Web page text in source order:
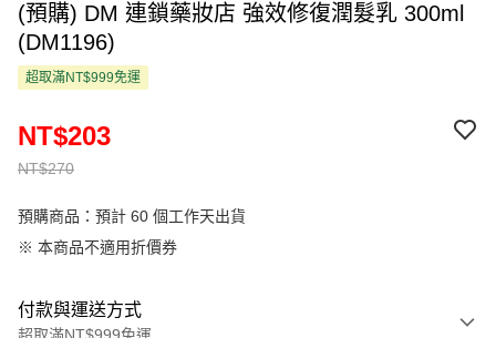
(預購) DM 連鎖藥妝店 強效修復潤髮乳 300ml
(DM1196)
超取滿NT$999免運
NT$270
NT$203
預購商品：預計 60 個工作天出貨
※ 本商品不適用折價券
付款與運送方式